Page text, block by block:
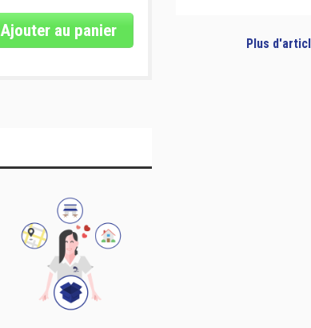
Ajouter au panier
Plus